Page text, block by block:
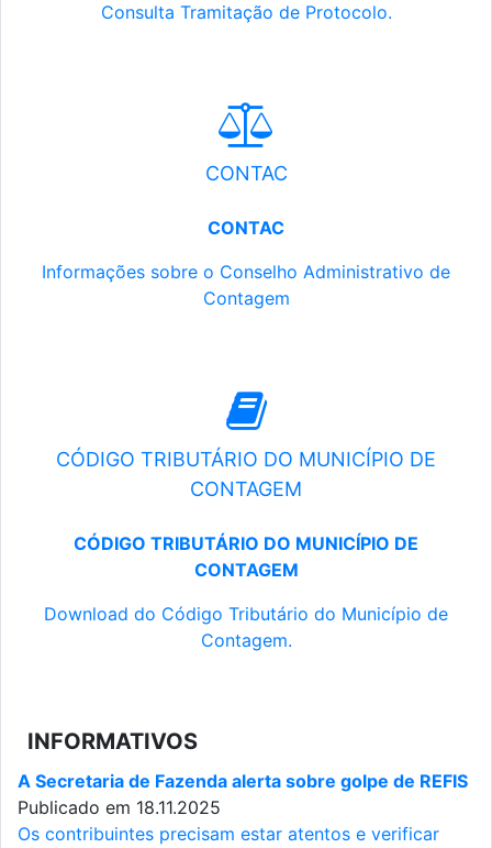
Consulta Tramitação de Protocolo.
CONTAC
CONTAC
Informações sobre o Conselho Administrativo de
Contagem
CÓDIGO TRIBUTÁRIO DO MUNICÍPIO DE
CONTAGEM
CÓDIGO TRIBUTÁRIO DO MUNICÍPIO DE
CONTAGEM
Download do Código Tributário do Município de
Contagem.
INFORMATIVOS
A Secretaria de Fazenda alerta sobre golpe de REFIS
Publicado em 18.11.2025
Os contribuintes precisam estar atentos e verificar